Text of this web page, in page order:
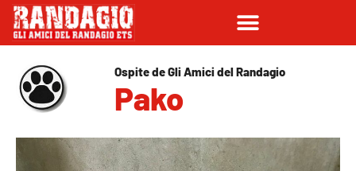
Ospite de Gli Amici del Randagio
Pako